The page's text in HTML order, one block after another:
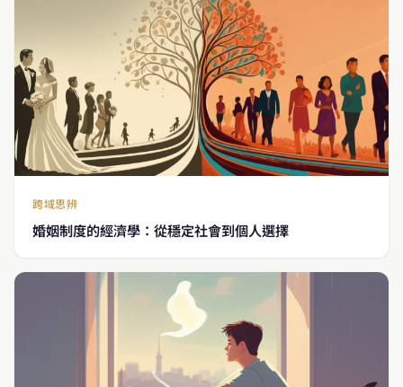
跨域思辨
婚姻制度的經濟學：從穩定社會到個人選擇